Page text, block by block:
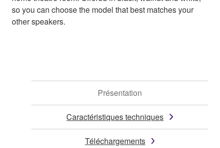
so you can choose the model that best matches your
other speakers.
Présentation
Caractéristiques techniques
Téléchargements